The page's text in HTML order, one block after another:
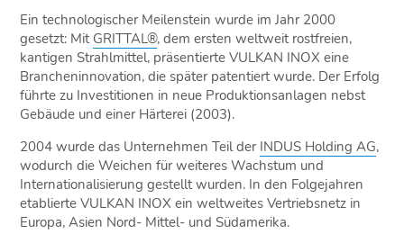
Ein technologischer Meilenstein wurde im Jahr 2000
gesetzt: Mit GRITTAL®, dem ersten weltweit rostfreien,
kantigen Strahlmittel, präsentierte VULKAN INOX eine
Brancheninnovation, die später patentiert wurde. Der Erfolg
führte zu Investitionen in neue Produktionsanlagen nebst
Gebäude und einer Härterei (2003).
2004 wurde das Unternehmen Teil der INDUS Holding AG,
wodurch die Weichen für weiteres Wachstum und
Internationalisierung gestellt wurden. In den Folgejahren
etablierte VULKAN INOX ein weltweites Vertriebsnetz in
Europa, Asien Nord- Mittel- und Südamerika.